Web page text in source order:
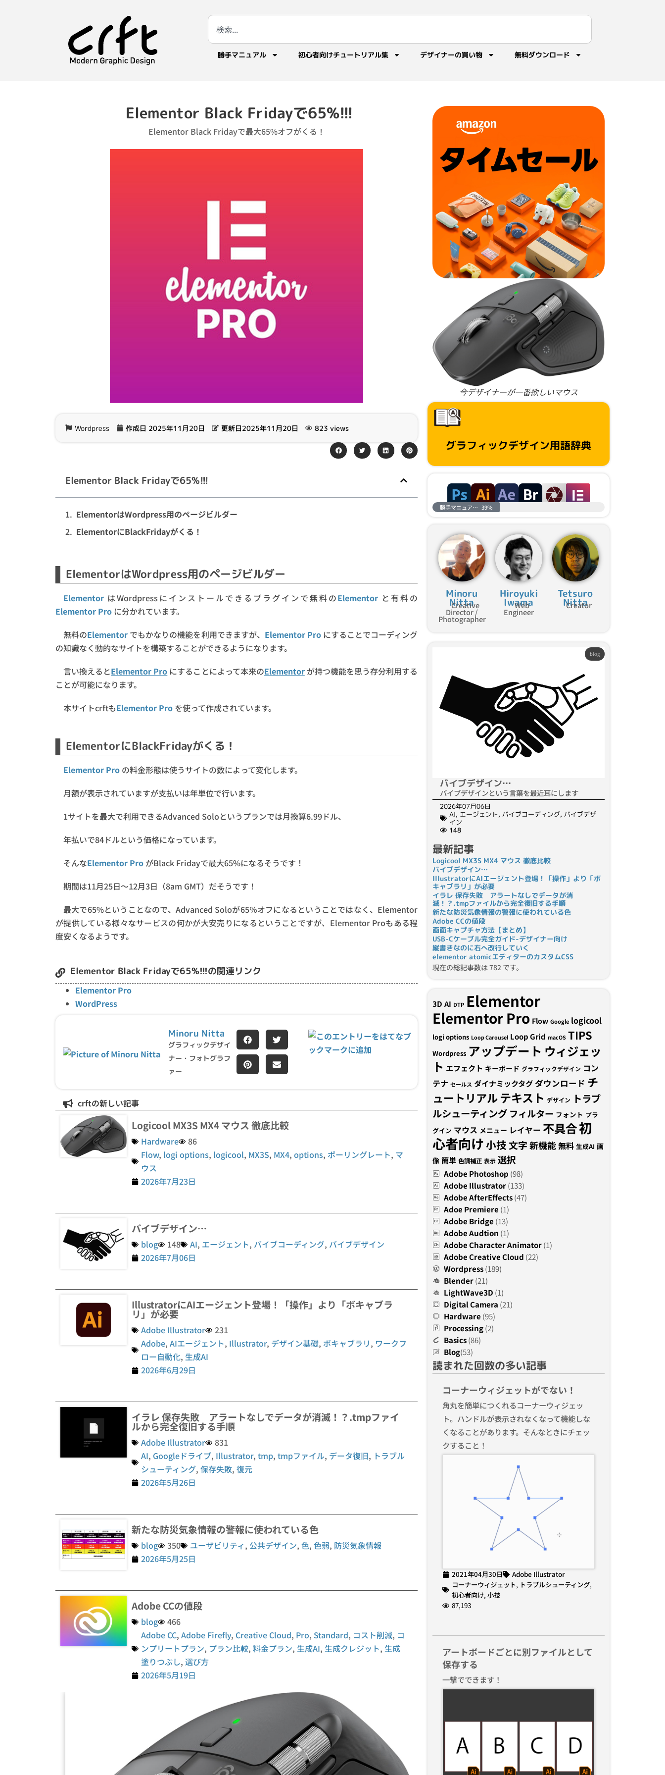
勝手マニュアル 初心者向けチュートリアル集 デザイナーの買い物 無料ダウンロード
Elementor Black Fridayで65%!!!
Elementor Black Fridayで最大65%オフがくる！
Wordpress 作成日 2025年11月20日 更新日2025年11月20日 823 views
Elementor Black Fridayで65%!!!
ElementorはWordpress用のページビルダー
ElementorにBlackFridayがくる！
ElementorはWordpress用のページビルダー
Elementor はWordpressにインストールできるプラグインで無料のElementor と有料の
Elementor Pro に分かれています。
無料のElementor でもかなりの機能を利用できますが、 Elementor Proにすることでコーディング
の知識なく動的なサイトを構築することができるようになります。
言い換えるとElementor Pro にすることによって本来のElementorが持つ機能を思う存分利用する
ことが可能になります。
本サイトcrftもElementor Pro を使って作成されています。
ElementorにBlackFridayがくる！
Elementor Pro の料金形態は使うサイトの数によって変化します。
月額が表示されていますが支払いは年単位で行います。
1サイトを最大で利用できるAdvanced Soloというプランでは月換算6.99ドル、
年払いで84ドルという価格になっています。
そんなElementor Pro がBlack Fridayで最大65%になるそうです！
期間は11月25日～12月3日（8am GMT）だそうです！
最大で65%ということなので、Advanced Soloが65％オフになるということではなく、Elementor
が提供している様々なサービスの何かが大安売りになるということですが、Elementor Proもある程
度安くなるようです。
Elementor Black Fridayで65%!!!の関連リンク
Elementor Pro
WordPress
Minoru Nitta
グラフィックデザイ
ナー・フォトグラフ
ァー
crftの新しい記事
Logicool MX3S MX4 マウス 徹底比較
Hardware
86
Flow, logi options, logicool, MX3S, MX4, options, ポーリングレート, マ
ウス
2026年7月23日
バイブデザイン…
blog 148 AI, エージェント, バイブコーディング, バイブデザイン
2026年7月06日
IllustratorにAIエージェント登場！「操作」より「ボキャブラ
リ」が必要
Adobe Illustrator
231
Adobe, AIエージェント, Illustrator, デザイン基礎, ボキャブラリ, ワークフ
ロー自動化, 生成AI
2026年6月29日
イラレ 保存失敗 アラートなしでデータが消滅！？.tmpファイ
ルから完全復旧する手順
Adobe Illustrator
831
AI, Googleドライブ, Illustrator, tmp, tmpファイル, データ復旧, トラブル
シューティング, 保存失敗, 復元
2026年5月26日
新たな防災気象情報の警報に使われている色
blog 350 ユーザビリティ, 公共デザイン, 色, 色弱, 防災気象情報
2026年5月25日
Adobe CCの値段
blog
466
Adobe CC, Adobe Firefly, Creative Cloud, Pro, Standard, コスト削減, コ
ンプリートプラン, プラン比較, 料金プラン, 生成AI, 生成クレジット, 生成
塗りつぶし, 選び方
2026年5月19日
今デザイナーが一番欲しいマウス
グラフィックデザイン用語辞典
勝手マニュアル進捗 39%
Minoru
Nitta
Creative
Director /
Photographer
Hiroyuki
Iwama
Web
Engineer
Tetsuro
Nitta
Creator
blog
バイブデザイン…
バイブデザインという言葉を最近耳にします
2026年07月06日
AI, エージェント,バイブコーディング,バイブデザ
イン
148
最新記事
Logicool MX3S MX4 マウス 徹底比較
バイブデザイン…
IllustratorにAIエージェント登場！「操作」より「ボ
キャブラリ」が必要
イラレ 保存失敗 アラートなしでデータが消
滅！？.tmpファイルから完全復旧する手順
新たな防災気象情報の警報に使われている色
Adobe CCの値段
画面キャプチャ方法【まとめ】
USB-Cケーブル完全ガイド-デザイナー向け
縦書きなのに右へ改行していく
elementor atomicエディターのカスタムCSS
現在の総記事数は 782 です。
3D AI DTP Elementor
Elementor Pro Flow Google logicool
logi options Loop Carousel Loop Grid macOS TIPS
Wordpress アップデート ウィジェッ
ト エフェクト キーボード グラフィックデザイン コン
テナ セールス ダイナミックタグダウンロード チ
ュートリアルテキスト デザイン トラブ
ルシューティング フィルター フォント プラ
グイン マウス メニュー レイヤー 不具合初
心者向け小技文字 新機能無料 生成AI 画
像 簡単 色調補正 表示 選択
Adobe Photoshop (98)
Adobe Illustrator(133)
Adobe AfterEffects(47)
Adoe Premiere (1)
Adobe Bridge (13)
Adobe Audtion (1)
Adobe Character Animator(1)
Adobe Creative Cloud (22)
Wordpress(189)
Blender(21)
LightWave3D (1)
Digital Camera (21)
Hardware (95)
Processing(2)
Basics(86)
Blog(53)
読まれた回数の多い記事
コーナーウィジェットがでない！
角丸を簡単につくれるコーナーウィジェッ
ト。ハンドルが表示されなくなって機能しな
くなることがあります。そんなときにチェッ
クすること！
2021年04月30日
Adobe Illustrator
コーナーウィジェット, トラブルシューティング,
初心者向け,小技
87,193
アートボードごとに別ファイルとして
保存する
一撃でできます！